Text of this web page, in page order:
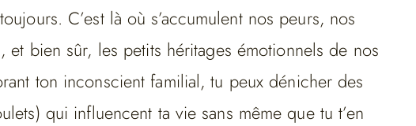
C’est là où s’accumulent nos peurs, nos
et bien sûr, les petits héritages émotionnels de nos
ton inconscient familial, tu peux dénicher des
qui influencent ta vie sans même que tu t’en